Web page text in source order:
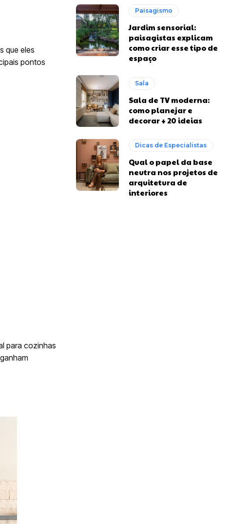
que eles
pontos
para cozinhas
Paisagismo
Jardim sensorial:
paisagistas explicam
como criar esse tipo de
espaço
Sala
Sala de TV moderna:
como planejar e
decorar + 20 ideias
Dicas de Especialistas
Qual o papel da base
neutra nos projetos de
arquitetura de
interiores